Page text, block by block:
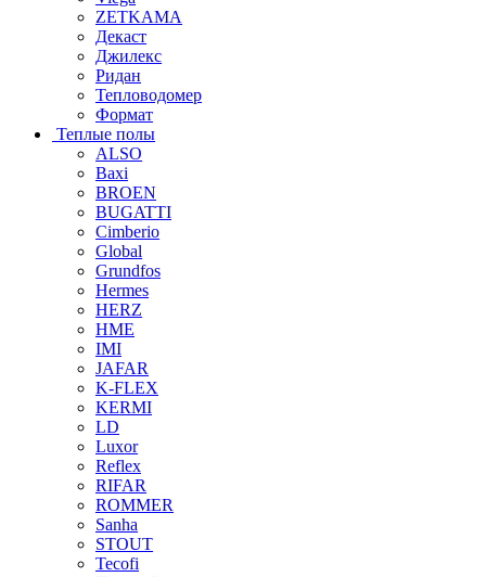
ZETKAMA
Декаст
Джилекс
Ридан
Тепловодомер
Формат
Теплые полы
ALSO
Baxi
BROEN
BUGATTI
Cimberio
Global
Grundfos
Hermes
HERZ
HME
IMI
JAFAR
K-FLEX
KERMI
LD
Luxor
Reflex
RIFAR
ROMMER
Sanha
STOUT
Tecofi